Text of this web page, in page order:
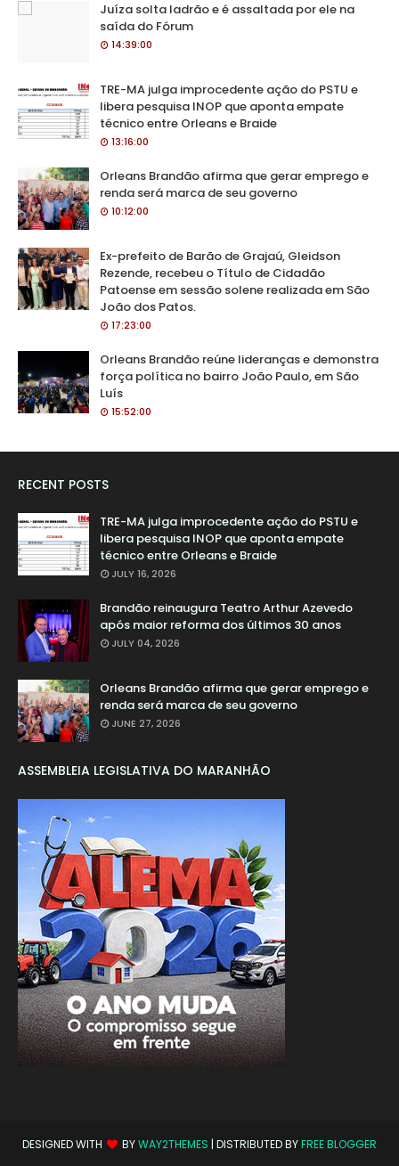
Juíza solta ladrão e é assaltada por ele na
saída do Fórum
14:39:00
TRE-MA julga improcedente ação do PSTU e
libera pesquisa INOP que aponta empate
técnico entre Orleans e Braide
13:16:00
Orleans Brandão afirma que gerar emprego e
renda será marca de seu governo
10:12:00
Ex-prefeito de Barão de Grajaú, Gleidson
Rezende, recebeu o Título de Cidadão
Patoense em sessão solene realizada em São
João dos Patos.
17:23:00
Orleans Brandão reúne lideranças e demonstra
força política no bairro João Paulo, em São
Luís
15:52:00
RECENT POSTS
TRE-MA julga improcedente ação do PSTU e
libera pesquisa INOP que aponta empate
técnico entre Orleans e Braide
JULY 16, 2026
Brandão reinaugura Teatro Arthur Azevedo
após maior reforma dos últimos 30 anos
JULY 04, 2026
Orleans Brandão afirma que gerar emprego e
renda será marca de seu governo
JUNE 27, 2026
ASSEMBLEIA LEGISLATIVA DO MARANHÃO
DESIGNED WITH BYWAY2THEMES | DISTRIBUTED BYFREE BLOGGER